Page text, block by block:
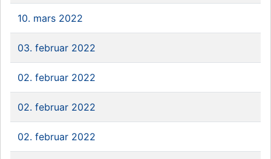
10. mars 2022
03. februar 2022
02. februar 2022
02. februar 2022
02. februar 2022